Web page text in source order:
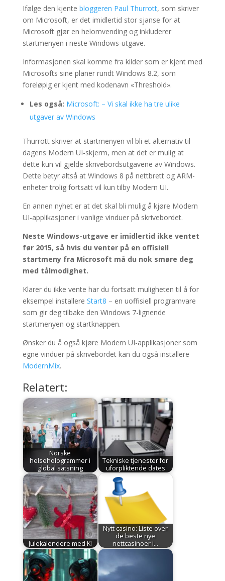
Ifølge den kjente bloggeren Paul Thurrott, som skriver
om Microsoft, er det imidlertid stor sjanse for at
Microsoft gjør en helomvending og inkluderer
startmenyen i neste Windows-utgave.
Informasjonen skal komme fra kilder som er kjent med
Microsofts sine planer rundt Windows 8.2, som
foreløpig er kjent med kodenavn «Threshold».
Les også: Microsoft: – Vi skal ikke ha tre ulike
utgaver av Windows
Thurrott skriver at startmenyen vil bli et alternativ til
dagens Modern UI-skjerm, men at det er mulig at
dette kun vil gjelde skrivebordsutgavene av Windows.
Dette betyr altså at Windows 8 på nettbrett og ARM-
enheter trolig fortsatt vil kun tilby Modern UI.
En annen nyhet er at det skal bli mulig å kjøre Modern
UI-applikasjoner i vanlige vinduer på skrivebordet.
Neste Windows-utgave er imidlertid ikke ventet
før 2015, så hvis du venter på en offisiell
startmeny fra Microsoft må du nok smøre deg
med tålmodighet.
Klarer du ikke vente har du fortsatt muligheten til å for
eksempel installere Start8 – en uoffisiell programvare
som gir deg tilbake den Windows 7-lignende
startmenyen og startknappen.
Ønsker du å også kjøre Modern UI-applikasjoner som
egne vinduer på skrivebordet kan du også installere
ModernMix.
Relatert:
Norske
helsehologrammer i
global satsning
Tekniske tjenester for
uforpliktende dates
Julekalendere med KI
Nytt casino: Liste over
de beste nye
nettcasinoer i…